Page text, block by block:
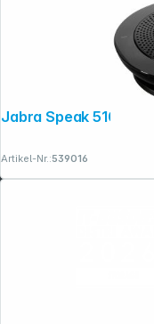
Artikel-Nr.:539016